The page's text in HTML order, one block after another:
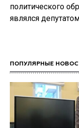
политического
являлся
ПОПУЛЯРНЫЕ